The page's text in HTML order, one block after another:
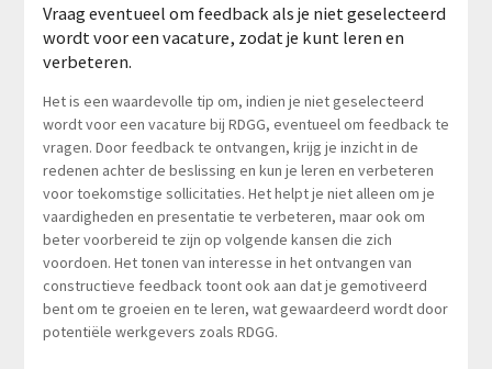
Vraag eventueel om feedback als je niet geselecteerd
wordt voor een vacature, zodat je kunt leren en
verbeteren.
Het is een waardevolle tip om, indien je niet geselecteerd
wordt voor een vacature bij RDGG, eventueel om feedback te
vragen. Door feedback te ontvangen, krijg je inzicht in de
redenen achter de beslissing en kun je leren en verbeteren
voor toekomstige sollicitaties. Het helpt je niet alleen om je
vaardigheden en presentatie te verbeteren, maar ook om
beter voorbereid te zijn op volgende kansen die zich
voordoen. Het tonen van interesse in het ontvangen van
constructieve feedback toont ook aan dat je gemotiveerd
bent om te groeien en te leren, wat gewaardeerd wordt door
potentiële werkgevers zoals RDGG.